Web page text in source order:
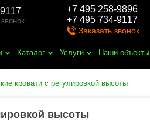
+7 495 258-9896
+7 495 734-9117
Заказать звонок
Каталог Услуги Наши объекты
кровати с регулировкой высоты
высоты